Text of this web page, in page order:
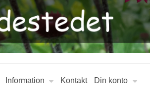
Information Kontakt Din konto